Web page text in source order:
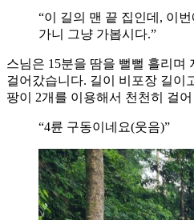
“이 길의 맨 끝 집인데, 이
가니 그냥 가봅시다.”
스님은 15분을 땀을 뻘뻘 흘리며
걸어갔습니다. 길이 비포장 길이
팡이 2개를 이용해서 천천히 걸
“4륜 구동이네요(웃음)”